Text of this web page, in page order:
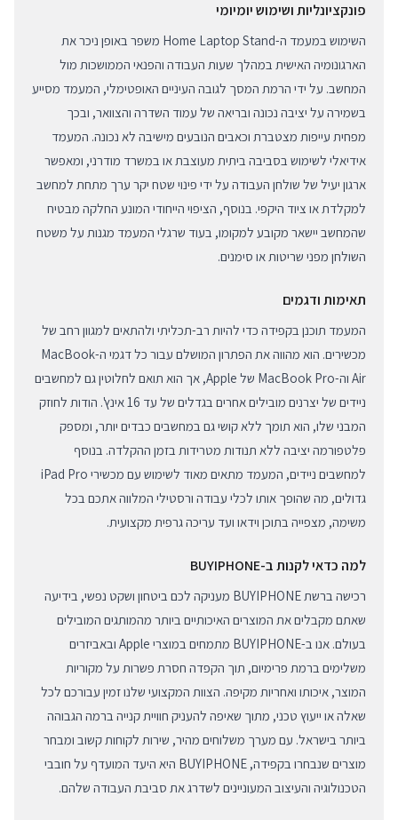
פונקציונליות ושימוש יומיומי
השימוש במעמד ה-Home Laptop Stand משפר באופן ניכר את
הארגונומיה האישית במהלך שעות העבודה והפנאי הממושכות מול
המחשב. על ידי הרמת המסך לגובה העיניים האופטימלי, המעמד מסייע
בשמירה על יציבה נכונה ובריאה של עמוד השדרה והצוואר, ובכך
מפחית עייפות מצטברת וכאבים הנובעים מישיבה לא נכונה. המעמד
אידיאלי לשימוש בסביבה ביתית מעוצבת או במשרד מודרני, ומאפשר
ארגון יעיל של שולחן העבודה על ידי פינוי שטח יקר ערך מתחת למחשב
למקלדת או ציוד היקפי. בנוסף, הציפוי הייחודי המונע החלקה מבטיח
שהמחשב יישאר מקובע למקומו, בעוד שרגלי המעמד מגנות על משטח
השולחן מפני שריטות או סימנים.
תאימות ודגמים
המעמד תוכנן בקפידה כדי להיות רב-תכליתי ולהתאים למגוון רחב של
מכשירים. הוא מהווה את הפתרון המושלם עבור כל דגמי ה-MacBook
Air וה-MacBook Pro של Apple, אך הוא תואם לחלוטין גם למחשבים
ניידים של יצרנים מובילים אחרים בגדלים של עד 16 אינץ'. הודות לחוזק
המבני שלו, הוא תומך ללא קושי גם במחשבים כבדים יותר, ומספק
פלטפורמה יציבה ללא תנודות מטרידות בזמן ההקלדה. בנוסף
למחשבים ניידים, המעמד מתאים מאוד לשימוש עם מכשירי iPad Pro
גדולים, מה שהופך אותו לכלי עבודה ורסטילי המלווה אתכם בכל
משימה, מצפייה בתוכן וידאו ועד עריכה גרפית מקצועית.
למה כדאי לקנות ב-BUYIPHONE
רכישה ברשת BUYIPHONE מעניקה לכם ביטחון ושקט נפשי, בידיעה
שאתם מקבלים את המוצרים האיכותיים ביותר מהמותגים המובילים
בעולם. אנו ב-BUYIPHONE מתמחים במוצרי Apple ובאביזרים
משלימים ברמת פרימיום, תוך הקפדה חסרת פשרות על מקוריות
המוצר, איכותו ואחריות מקיפה. הצוות המקצועי שלנו זמין עבורכם לכל
שאלה או ייעוץ טכני, מתוך שאיפה להעניק חוויית קנייה ברמה הגבוהה
ביותר בישראל. עם מערך משלוחים מהיר, שירות לקוחות קשוב ומבחר
מוצרים שנבחרו בקפידה, BUYIPHONE היא היעד המועדף על חובבי
הטכנולוגיה והעיצוב המעוניינים לשדרג את סביבת העבודה שלהם.